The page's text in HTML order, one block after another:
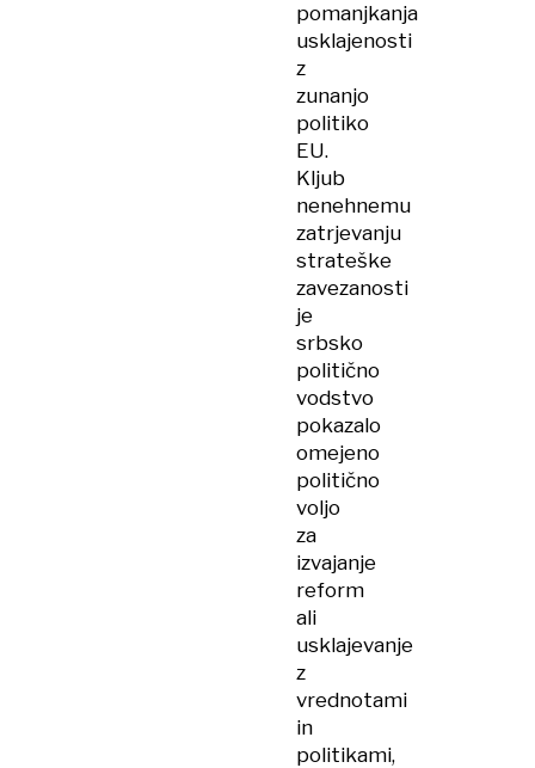
pomanjkanja
usklajenosti
z
zunanjo
politiko
EU.
Kljub
nenehnemu
zatrjevanju
strateške
zavezanosti
je
srbsko
politično
vodstvo
pokazalo
omejeno
politično
voljo
za
izvajanje
reform
ali
usklajevanje
z
vrednotami
in
politikami,